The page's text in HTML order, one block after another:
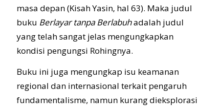
masa depan (Kisah Yasin, hal 63). Maka judul
buku Berlayar tanpa Berlabuhadalah judul
yang telah sangat jelas mengungkapkan
kondisi pengungsi Rohingnya.
Buku ini juga mengungkap isu keamanan
regional dan internasional terkait pengaruh
fundamentalisme, namun kurang dieksplorasi